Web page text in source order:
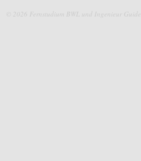
© 2026 Fernstudium BWL und Ingenieur Guide.